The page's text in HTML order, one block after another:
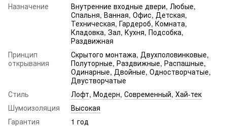
Назначение
Внутренние входные двери, Любые,
Спальня, Ванная, Офис, Детская,
Техническая, Гардероб, Комната,
Кладовка, Зал, Кухня, Подсобка,
Раздвижная
Принцип
открывания
Скрытого монтажа, Двухполовинковые,
Полуторные, Раздвижные, Распашные,
Одинарные, Двойные, Одностворчатые,
Двустворчатые
Стиль
Лофт, Модерн, Современный, Хай-тек
Шумоизоляция
Высокая
Гарантия
1 год